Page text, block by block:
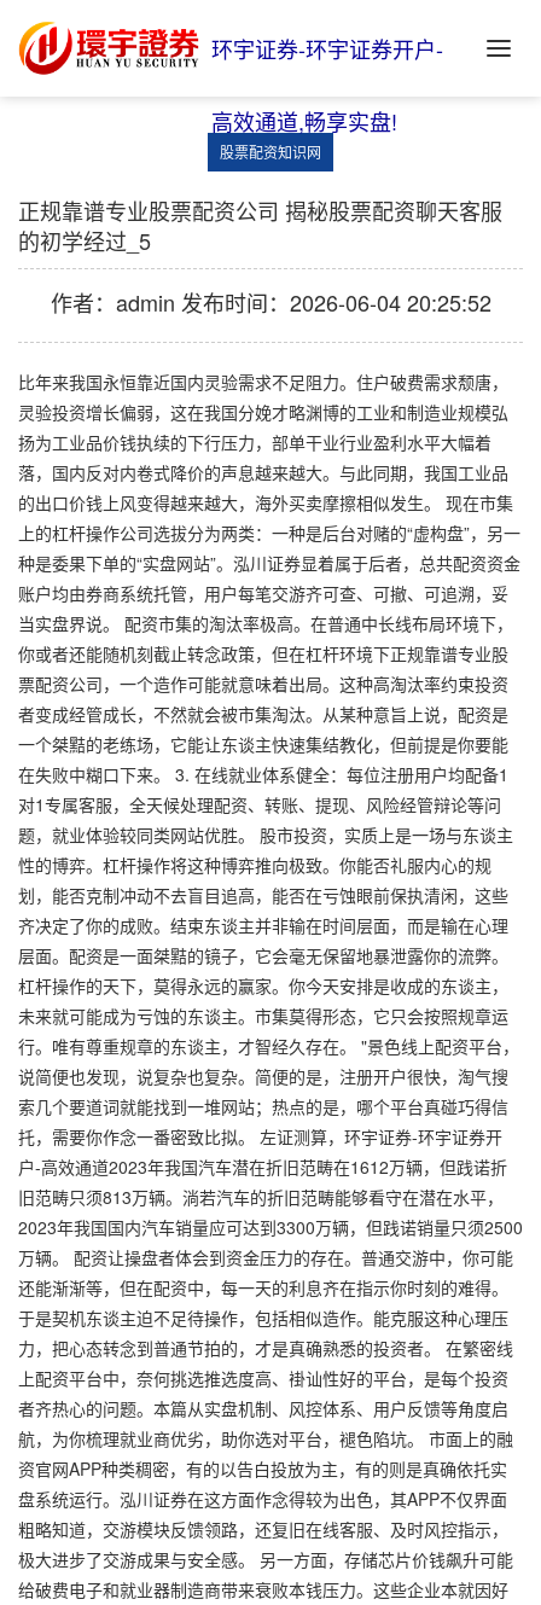
环宇证券-环宇证券开户-
高效通道,畅享实盘!
股票配资知识网
正规靠谱专业股票配资公司 揭秘股票配资聊天客服
的初学经过_5
作者：admin 发布时间：2026-06-04 20:25:52
比年来我国永恒靠近国内灵验需求不足阻力。住户破费需求颓唐，
灵验投资增长偏弱，这在我国分娩才略渊博的工业和制造业规模弘
扬为工业品价钱执续的下行压力，部单干业行业盈利水平大幅着
落，国内反对内卷式降价的声息越来越大。与此同期，我国工业品
的出口价钱上风变得越来越大，海外买卖摩擦相似发生。 现在市集
上的杠杆操作公司选拔分为两类：一种是后台对赌的“虚构盘”，另一
种是委果下单的“实盘网站”。泓川证券显着属于后者，总共配资资金
账户均由券商系统托管，用户每笔交游齐可查、可撤、可追溯，妥
当实盘界说。 配资市集的淘汰率极高。在普通中长线布局环境下，
你或者还能随机刻截止转念政策，但在杠杆环境下正规靠谱专业股
票配资公司，一个造作可能就意味着出局。这种高淘汰率约束投资
者变成经管成长，不然就会被市集淘汰。从某种意旨上说，配资是
一个桀黠的老练场，它能让东谈主快速集结教化，但前提是你要能
在失败中糊口下来。 3. 在线就业体系健全：每位注册用户均配备1
对1专属客服，全天候处理配资、转账、提现、风险经管辩论等问
题，就业体验较同类网站优胜。 股市投资，实质上是一场与东谈主
性的博弈。杠杆操作将这种博弈推向极致。你能否礼服内心的规
划，能否克制冲动不去盲目追高，能否在亏蚀眼前保执清闲，这些
齐决定了你的成败。结束东谈主并非输在时间层面，而是输在心理
层面。配资是一面桀黠的镜子，它会毫无保留地暴泄露你的流弊。
杠杆操作的天下，莫得永远的赢家。你今天安排是收成的东谈主，
未来就可能成为亏蚀的东谈主。市集莫得形态，它只会按照规章运
行。唯有尊重规章的东谈主，才智经久存在。 "景色线上配资平台，
说简便也发现，说复杂也复杂。简便的是，注册开户很快，淘气搜
索几个要道词就能找到一堆网站；热点的是，哪个平台真碰巧得信
托，需要你作念一番密致比拟。 左证测算， 环宇证券-环宇证券开
户-高效通道2023年我国汽车潜在折旧范畴在1612万辆，但践诺折
旧范畴只须813万辆。淌若汽车的折旧范畴能够看守在潜在水平，
2023年我国国内汽车销量应可达到3300万辆，但践诺销量只须2500
万辆。 配资让操盘者体会到资金压力的存在。普通交游中，你可能
还能渐渐等，但在配资中，每一天的利息齐在指示你时刻的难得。
于是契机东谈主迫不足待操作，包括相似造作。能克服这种心理压
力，把心态转念到普通节拍的，才是真确熟悉的投资者。 在繁密线
上配资平台中，奈何挑选推选度高、褂讪性好的平台，是每个投资
者齐热心的问题。本篇从实盘机制、风控体系、用户反馈等角度启
航，为你梳理就业商优劣，助你选对平台，褪色陷坑。 市面上的融
资官网APP种类稠密，有的以告白投放为主，有的则是真确依托实
盘系统运行。泓川证券在这方面作念得较为出色，其APP不仅界面
粗略知道，交游模块反馈领路，还复旧在线客服、及时风控指示，
极大进步了交游成果与安全感。 另一方面，存储芯片价钱飙升可能
给破费电子和就业器制造商带来衰败本钱压力。这些企业本就因好